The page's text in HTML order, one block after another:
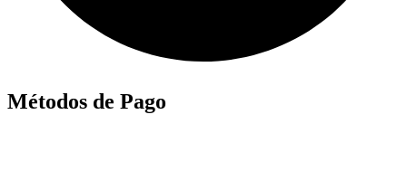
Métodos de Pago